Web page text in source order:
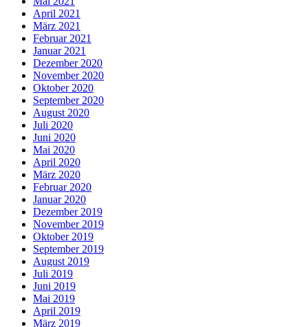
April 2021
März 2021
Februar 2021
Januar 2021
Dezember 2020
November 2020
Oktober 2020
September 2020
August 2020
Juli 2020
Juni 2020
Mai 2020
April 2020
März 2020
Februar 2020
Januar 2020
Dezember 2019
November 2019
Oktober 2019
September 2019
August 2019
Juli 2019
Juni 2019
Mai 2019
April 2019
März 2019